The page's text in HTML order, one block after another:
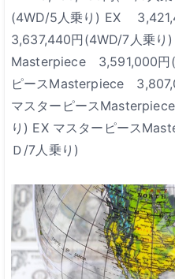
(4WD/5人乗り) EX
3,637,440円(4WD/7人乗り)
Masterpiece 3,591,000円(
ピースMasterpiece
マスターピース
り) EX マスターピース
Ｄ/7人乗り)